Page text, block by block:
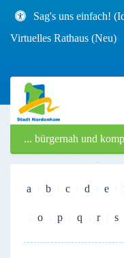
Sag's uns einfach!
Virtuelles Rathaus (Neu)
... bürgernah und
a b c d e
o p q r s